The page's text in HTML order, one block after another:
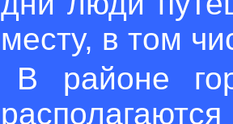
месту, в том
В районе